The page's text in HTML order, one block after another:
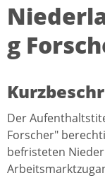
g
Der
Forscher"
befristeten